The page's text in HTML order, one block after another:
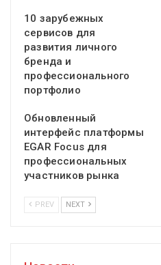
10 зарубежных
сервисов для
развития личного
бренда и
профессионального
портфолио
Обновленный
интерфейс платформы
EGAR Focus для
профессиональных
участников рынка
PREV NEXT